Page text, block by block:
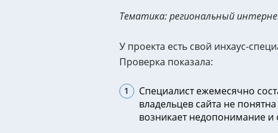
Тематика: региональный
У проекта есть свой инхаус-
Проверка показала:
Специалист ежемесячно
владельцев сайта не
возникает недопонимание